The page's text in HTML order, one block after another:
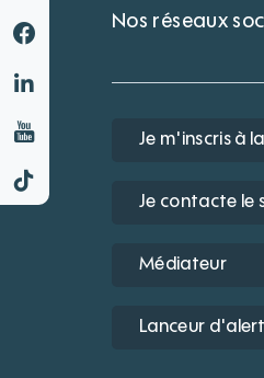
Nos réseaux
Je m'inscris à
Je contacte le
Médiateur
Lanceur